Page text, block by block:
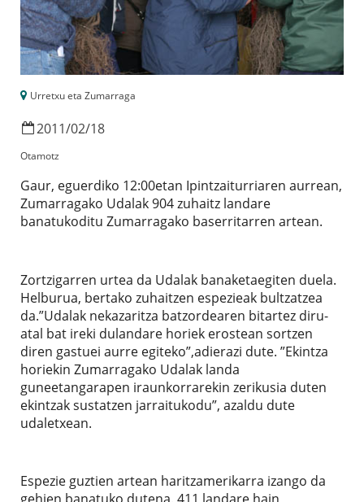
Urretxu eta Zumarraga
2011/02/18
Otamotz
Gaur, eguerdiko 12:00etan Ipintzaiturriaren aurrean,
Zumarragako Udalak 904 zuhaitz landare
banatukoditu Zumarragako baserritarren artean.
Zortzigarren urtea da Udalak banaketaegiten duela.
Helburua, bertako zuhaitzen espezieak bultzatzea
da.”Udalak nekazaritza batzordearen bitartez diru-
atal bat ireki dulandare horiek erostean sortzen
diren gastuei aurre egiteko”,adierazi dute. ”Ekintza
horiekin Zumarragako Udalak landa
guneetangarapen iraunkorrarekin zerikusia duten
ekintzak sustatzen jarraitukodu”, azaldu dute
udaletxean.
Espezie guztien artean haritzamerikarra izango da